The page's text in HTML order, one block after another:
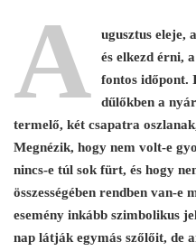
A
ugusztus eleje,
és elkezd érni,
fontos időpont.
dűlőkben a
termelő, két csapatra
Megnézik, hogy nem volt-e
nincs-e túl sok fürt, és hogy
összességében rendben van-e
esemény inkább szimbolikus
nap látják egymás szőlőit, de